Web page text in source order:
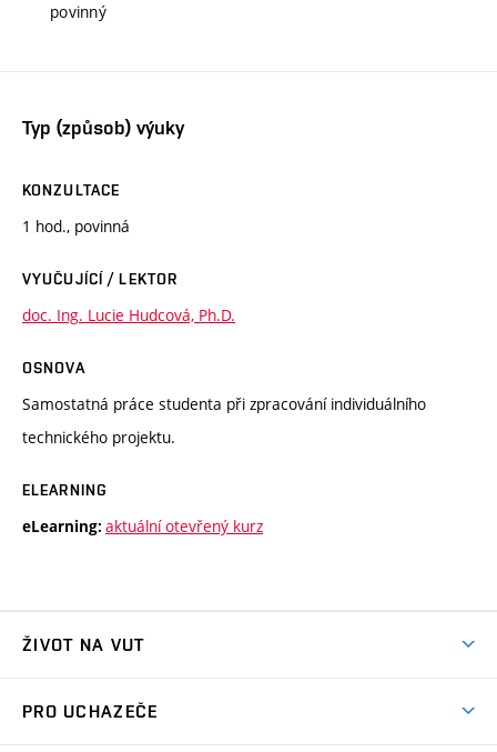
povinný
Typ (způsob) výuky
KONZULTACE
1 hod., povinná
VYUČUJÍCÍ / LEKTOR
doc. Ing. Lucie Hudcová, Ph.D.
OSNOVA
Samostatná práce studenta při zpracování individuálního
technického projektu.
ELEARNING
eLearning: aktuální otevřený kurz
ŽIVOT NA VUT
PRO UCHAZEČE